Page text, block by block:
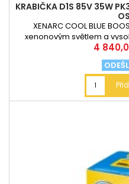
KRABIČKA D1S 85V 35W
XENARC COOL BLUE
xenonovým světlem a
Cena
4